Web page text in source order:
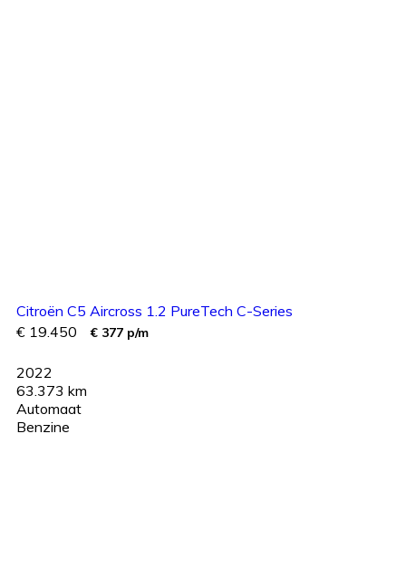
Citroën C5 Aircross 1.2 PureTech C-Series
€ 19.450
€ 377 p/m
2022
63.373 km
Automaat
Benzine